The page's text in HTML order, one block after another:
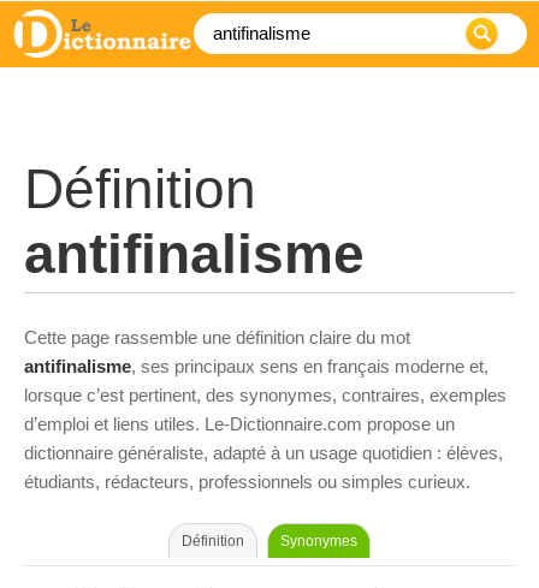
Définition
antifinalisme
Cette page rassemble une définition claire du mot
antifinalisme, ses principaux sens en français moderne et,
lorsque c’est pertinent, des synonymes, contraires, exemples
d’emploi et liens utiles. Le-Dictionnaire.com propose un
dictionnaire généraliste, adapté à un usage quotidien : élèves,
étudiants, rédacteurs, professionnels ou simples curieux.
Définition Synonymes